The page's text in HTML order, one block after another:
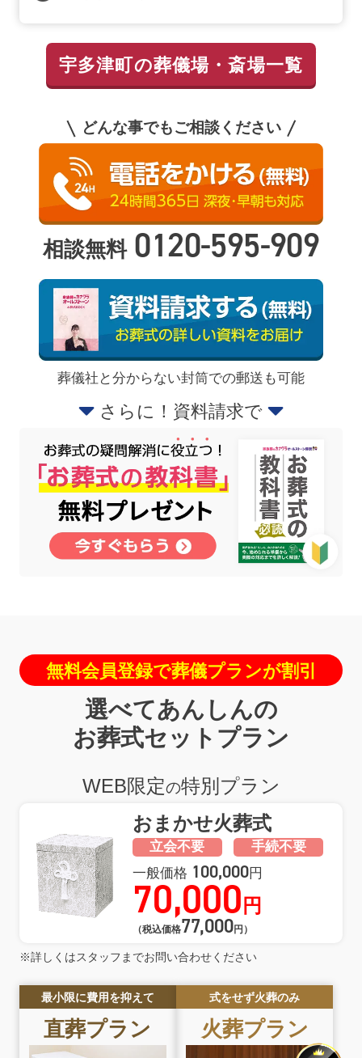
宇多津町の葬儀場・斎場一覧
どんな事でもご相談ください
相談無料 0120-595-909
葬儀社と分からない封筒での郵送も可能
さらに！資料請求で
無料会員登録で葬儀プランが割引
選べてあんしんの
お葬式セットプラン
WEB限定の特別プラン
おまかせ火葬式
立会不要
手続不要
一般価格 100,000円
70,000 円
（税込価格77,000円）
※詳しくはスタッフまでお問い合わせください
最小限に費用を抑えて
直葬プラン
式をせず火葬のみ
火葬プラン